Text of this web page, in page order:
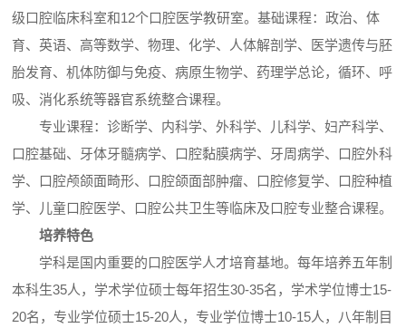
级口腔临床科室和12个口腔医学教研室。基础课程：政治、体
育、英语、高等数学、物理、化学、人体解剖学、医学遗传与胚
胎发育、机体防御与免疫、病原生物学、药理学总论，循环、呼
吸、消化系统等器官系统整合课程。
专业课程：诊断学、内科学、外科学、儿科学、妇产科学、
口腔基础、牙体牙髓病学、口腔黏膜病学、牙周病学、口腔外科
学、口腔颅颌面畸形、口腔颌面部肿瘤、口腔修复学、口腔种植
学、儿童口腔医学、口腔公共卫生等临床及口腔专业整合课程。
培养特色
学科是国内重要的口腔医学人才培育基地。每年培养五年制
本科生35人，学术学位硕士每年招生30-35名，学术学位博士15-
20名，专业学位硕士15-20人，专业学位博士10-15人，八年制目